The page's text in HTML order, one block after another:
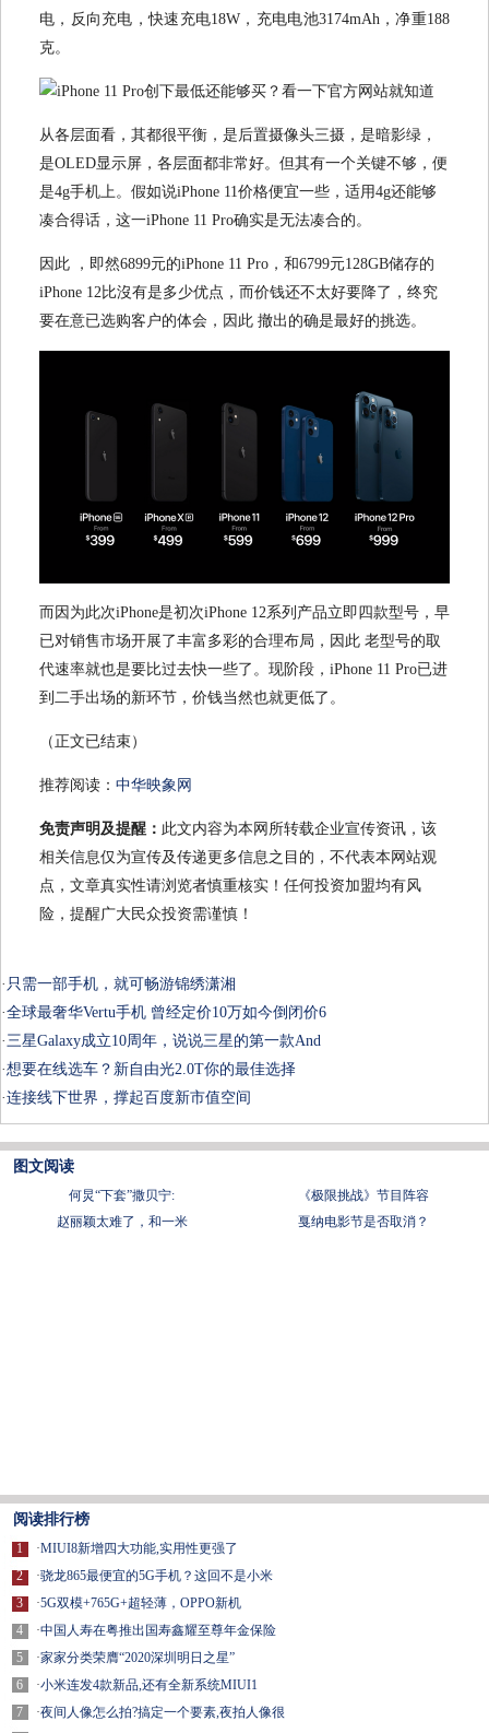
电，反向充电，快速充电18W，充电电池3174mAh，净重188
克。
从各层面看，其都很平衡，是后置摄像头三摄，是暗影绿，
是OLED显示屏，各层面都非常好。但其有一个关键不够，便
是4g手机上。假如说iPhone 11价格便宜一些，适用4g还能够
凑合得话，这一iPhone 11 Pro确实是无法凑合的。
因此 ，即然6899元的iPhone 11 Pro，和6799元128GB储存的
iPhone 12比沒有是多少优点，而价钱还不太好要降了，终究
要在意已选购客户的体会，因此 撤出的确是最好的挑选。
而因为此次iPhone是初次iPhone 12系列产品立即四款型号，早
已对销售市场开展了丰富多彩的合理布局，因此 老型号的取
代速率就也是要比过去快一些了。现阶段，iPhone 11 Pro已进
到二手出场的新环节，价钱当然也就更低了。
（正文已结束）
推荐阅读： 中华映象网
免责声明及提醒： 此文内容为本网所转载企业宣传资讯，该
相关信息仅为宣传及传递更多信息之目的，不代表本网站观
点，文章真实性请浏览者慎重核实！任何投资加盟均有风
险，提醒广大民众投资需谨慎！
· 只需一部手机，就可畅游锦绣潇湘
·全球最奢华Vertu手机 曾经定价10万如今倒闭价6
· 三星Galaxy成立10周年，说说三星的第一款And
·想要在线选车？新自由光2.0T你的最佳选择
·连接线下世界，撑起百度新市值空间
图文阅读
何炅“下套”撒贝宁:
《极限挑战》节目阵容
赵丽颖太难了，和一米
戛纳电影节是否取消？
阅读排行榜
1
2
3
4
5
6
7
·MIUI8新增四大功能,实用性更强了
·骁龙865最便宜的5G手机？这回不是小米
·5G双模+765G+超轻薄，OPPO新机
·中国人寿在粤推出国寿鑫耀至尊年金保险
·家家分类荣膺“2020深圳明日之星”
·小米连发4款新品,还有全新系统MIUI1
·夜间人像怎么拍?搞定一个要素,夜拍人像很